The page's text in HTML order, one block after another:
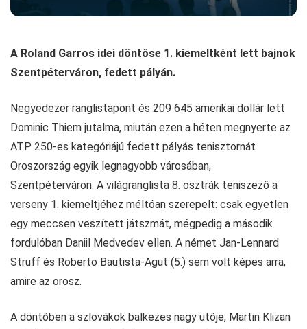
A Roland Garros idei döntőse 1. kiemeltként lett bajnok
Szentpéterváron, fedett pályán.
Negyedezer ranglistapont és 209 645 amerikai dollár lett
Dominic Thiem jutalma, miután ezen a héten megnyerte az
ATP 250-es kategóriájú fedett pályás tenisztornát
Oroszország egyik legnagyobb városában,
Szentpéterváron. A világranglista 8. osztrák teniszező a
verseny 1. kiemeltjéhez méltóan szerepelt: csak egyetlen
egy meccsen veszített játszmát, mégpedig a második
fordulóban Daniil Medvedev ellen. A német Jan-Lennard
Struff és Roberto Bautista-Agut (5.) sem volt képes arra,
amire az orosz.
A döntőben a szlovákok balkezes nagy ütője, Martin Klizan